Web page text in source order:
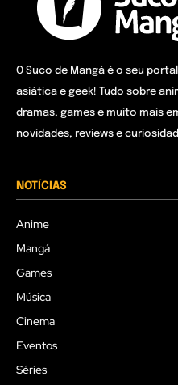
O Suco de Mangá é o seu
asiática e geek! Tudo sobre
dramas, games e muito mais
novidades, reviews e
NOTÍCIAS
Anime
Mangá
Games
Música
Cinema
Eventos
Séries